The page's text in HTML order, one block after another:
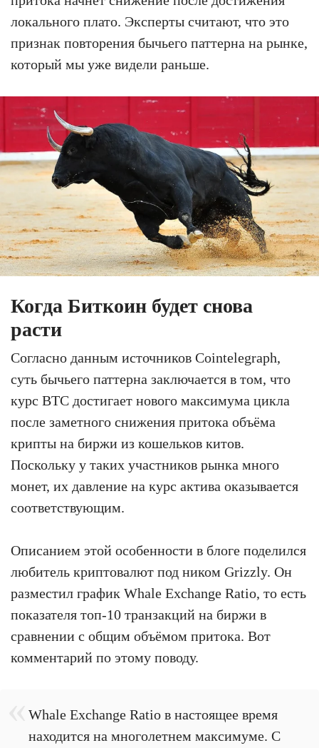
локального плато. Эксперты считают, что это
признак повторения бычьего паттерна на рынке,
который мы уже видели раньше.
Когда Биткоин будет снова
расти
Согласно данным источников Cointelegraph,
суть бычьего паттерна заключается в том, что
курс BTC достигает нового максимума цикла
после заметного снижения притока объёма
крипты на биржи из кошельков китов.
Поскольку у таких участников рынка много
монет, их давление на курс актива оказывается
соответствующим.
Описанием этой особенности в блоге поделился
любитель криптовалют под ником Grizzly. Он
разместил график Whale Exchange Ratio, то есть
показателя топ-10 транзакций на биржи в
сравнении с общим объёмом притока. Вот
комментарий по этому поводу.
Whale Exchange Ratio в настоящее время
находится на многолетнем максимуме. С